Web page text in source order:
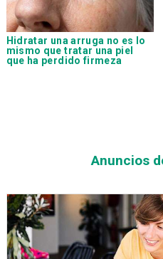
Hidratar una arruga no es lo
mismo que tratar una piel
que ha perdido firmeza
Anuncios